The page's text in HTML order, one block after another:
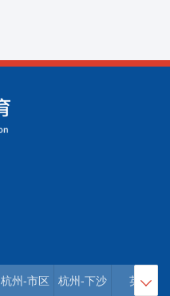
杭州-市区 杭州-下沙 英国
